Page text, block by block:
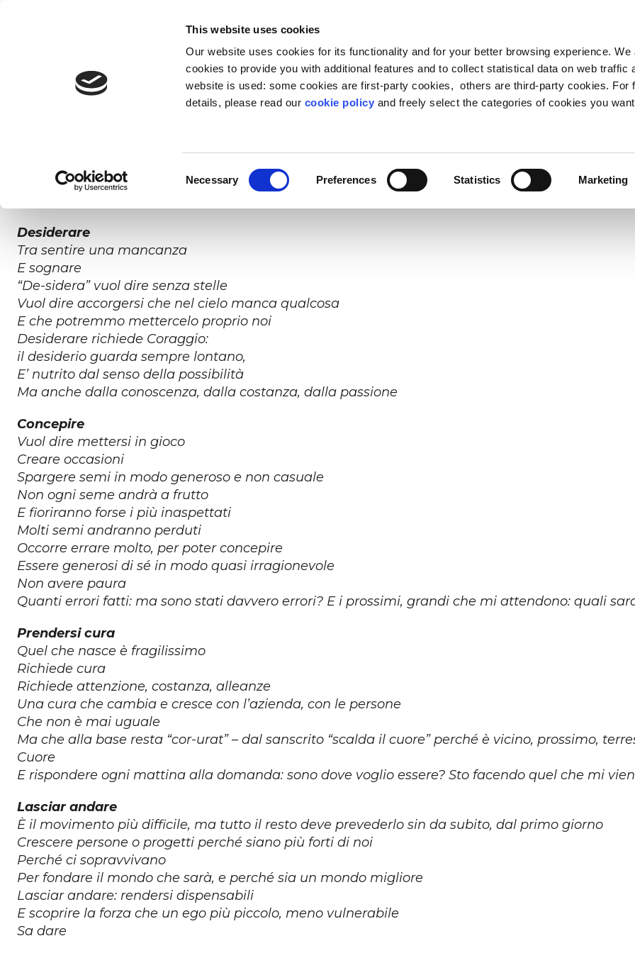
This website uses cookies
Our website uses cookies for its functionality and for your better browsing experience. We
cookies to provide you with additional features and to collect statistical data on web traffic
website is used: some cookies are first-party cookies, others are third-party cookies. For
details, please read our cookie policy and freely select the categories of cookies you
Necessary Preferences Statistics Marketing
sviluppo senza precedenti
persone
INNOVAZIONE
cambiamento in risorse per l’azienda
la formazione basata sulla vita
mentre
CHI SIAMO
a impatto sociale
aziende
BLOG & RISORSE CARING COMMUNITY
Come è possibile lanciare un’impresa di successo?Non c’è una risposta unica a questa
sono alcuni consigli che si possono tenere a mente per iniziare un’avventura imprenditoriale
“Desiderare, concepire, prendersi cura, lasciar andare”. Con queste parole chiaveRiccarda
dell’evento di Welcome di Switch2Product PoliHub, il programma di innovazione del
Desiderare
Tra sentire una mancanza
E sognare
“De-sidera” vuol dire senza stelle
Vuol dire accorgersi che nel cielo manca qualcosa
E che potremmo mettercelo proprio noi
Desiderare richiede Coraggio:
il desiderio guarda sempre lontano,
E’ nutrito dal senso della possibilità
Ma anche dalla conoscenza, dalla costanza, dalla passione
Concepire
Vuol dire mettersi in gioco
Creare occasioni
Spargere semi in modo generoso e non casuale
Non ogni seme andrà a frutto
E fioriranno forse i più inaspettati
Molti semi andranno perduti
Occorre errare molto, per poter concepire
Essere generosi di sé in modo quasi irragionevole
Non avere paura
Quanti errori fatti: ma sono stati davvero errori? E i prossimi, grandi che mi attendono: quali
Prendersi cura
Quel che nasce è fragilissimo
Richiede cura
Richiede attenzione, costanza, alleanze
Una cura che cambia e cresce con l’azienda, con le persone
Che non è mai uguale
Ma che alla base resta “cor-urat” – dal sanscrito “scalda il cuore” perché è vicino, prossimo,
Cuore
E rispondere ogni mattina alla domanda: sono dove voglio essere? Sto facendo quel che mi
Lasciar andare
È il movimento più difficile, ma tutto il resto deve prevederlo sin da subito, dal primo giorno
Crescere persone o progetti perché siano più forti di noi
Perché ci sopravvivano
Per fondare il mondo che sarà, e perché sia un mondo migliore
Lasciar andare: rendersi dispensabili
E scoprire la forza che un ego più piccolo, meno vulnerabile
Sa dare